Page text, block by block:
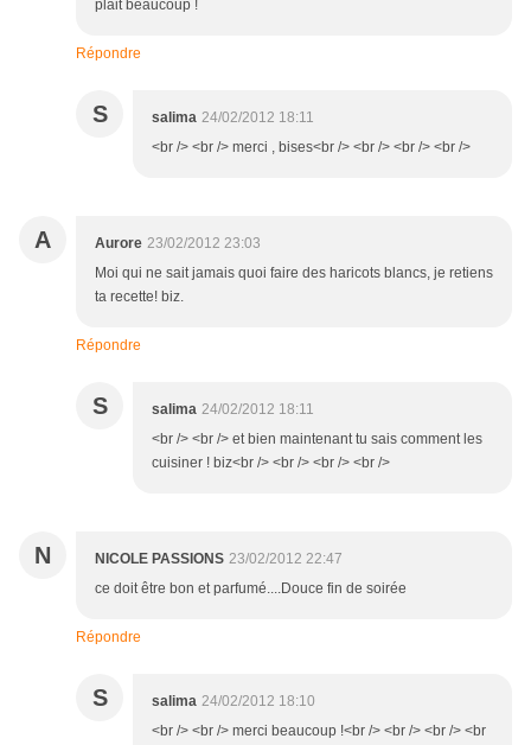
plait beaucoup !
Répondre
S salima 24/02/2012 18:11
<br /> <br /> merci , bises<br /> <br /> <br /> <br />
A Aurore 23/02/2012 23:03
Moi qui ne sait jamais quoi faire des haricots blancs, je retiens
ta recette! biz.
Répondre
S salima 24/02/2012 18:11
<br /> <br /> et bien maintenant tu sais comment les
cuisiner ! biz<br /> <br /> <br /> <br />
N NICOLE PASSIONS 23/02/2012 22:47
ce doit être bon et parfumé....Douce fin de soirée
Répondre
S salima 24/02/2012 18:10
<br /> <br /> merci beaucoup !<br /> <br /> <br /> <br